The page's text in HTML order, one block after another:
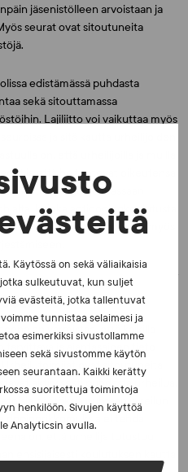
Käytössä on sekä väliaikaisia
sulkeutuvat, kun suljet
evästeitä, jotka tallentuvat
tunnistaa selaimesi ja
esimerkiksi sivustollamme
sekä sivustomme käytön
seurantaan. Kaikki kerätty
suoritettuja toimintoja
henkilöön. Sivujen käyttöä
Analyticsin avulla.
jäsenistölleen arvoistaan ja
seurat ovat sitoutuneita
edistämässä puhdasta
sekä sitouttamassa
Lajiliitto voi vaikuttaa myös
ja sitä kautta urheilijoiden
ja että he tuntevat oikeutensa
Antidopingohjelmassaan
kuinka antidopingkoulutusta
on tärkeä kannustaa myös
on varmistaa, että kaikilla
ja ajantasainen tieto
Urheilutoimijat ovat sitoutuneita
aktiivisesti puhdasta urheilua.
päätöksiä puhtaan ja reilun
dopingrikkomuksia ei tehdä